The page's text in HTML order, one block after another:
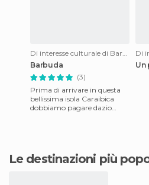
Di interesse culturale di Barbuda
Barbuda
(3)
Prima di arrivare in questa
bellissima isola Caraibica
dobbiamo pagare dazio
Un
Le destinazioni più